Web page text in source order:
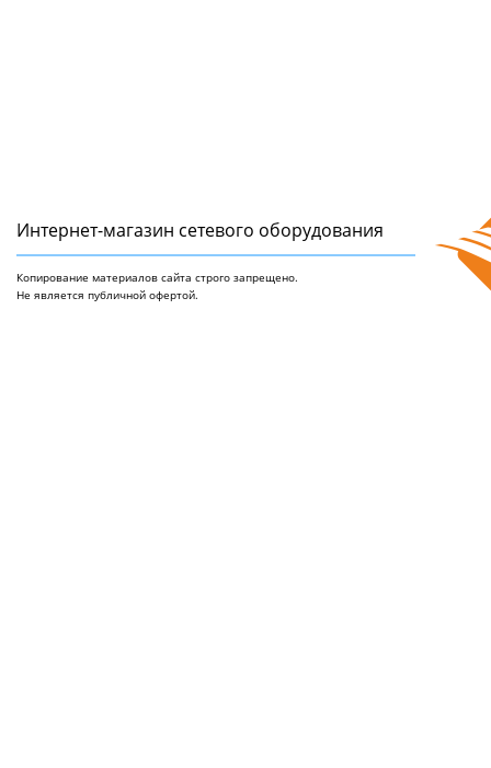
Интернет-магазин сетeвого оборудования
Копирование материалов сайта строго запрещено.
Не является публичной офертой.